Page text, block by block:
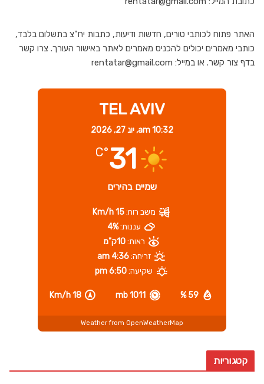
האתר פתוח לכותבי טורים, חדשות ודיעות, כתבות יח"צ בתשלום בלבד,
כותבי מאמרים יכולים להכניס מאמרים לאתר באישור העורך. צרו קשר
בדף צור קשר. או במייל: rentatar@gmail.com
TEL AVIV
10:32 am, יונ 27, 2026
31
°C
שמיים בהירים
59 %
1011 mb
18 Km/h
משב רוח:15 Km/h
עננות:4%
ראות:10ק"מ
זריחה:4:36 am
שקיעה:6:50 pm
Weather from OpenWeatherMap
קטגוריות